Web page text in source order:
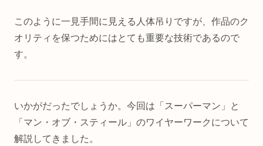
このように一見手間に見える人体吊りですが、作品のク
オリティを保つためにはとても重要な技術であるので
す。
いかがだったでしょうか。今回は「スーパーマン」と
「マン・オブ・スティール」のワイヤーワークについて
解説してきました。